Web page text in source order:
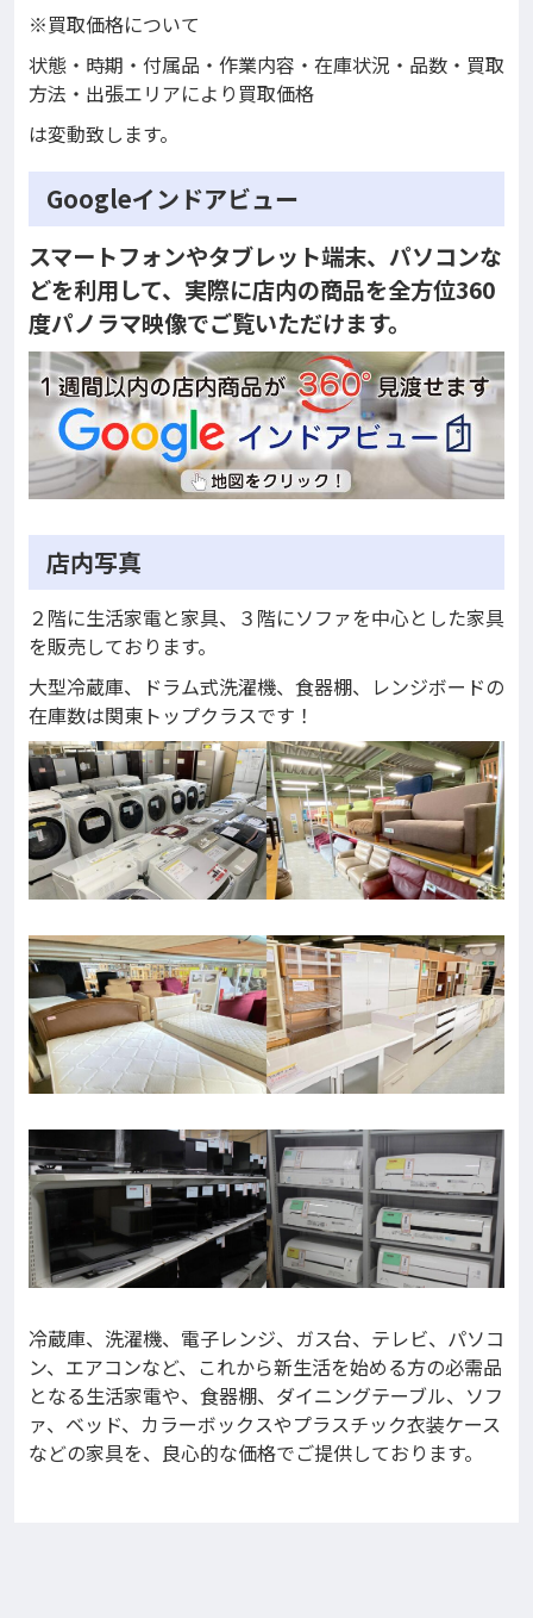
※買取価格について
状態・時期・付属品・作業内容・在庫状況・品数・買取
方法・出張エリアにより買取価格
は変動致します。
Googleインドアビュー
スマートフォンやタブレット端末、パソコンな
どを利用して、実際に店内の商品を全方位360
度パノラマ映像でご覧いただけます。
店内写真
２階に生活家電と家具、３階にソファを中心とした家具
を販売しております。
大型冷蔵庫、ドラム式洗濯機、食器棚、レンジボードの
在庫数は関東トップクラスです！
冷蔵庫、洗濯機、電子レンジ、ガス台、テレビ、パソコ
ン、エアコンなど、これから新生活を始める方の必需品
となる生活家電や、食器棚、ダイニングテーブル、ソフ
ァ、ベッド、カラーボックスやプラスチック衣装ケース
などの家具を、良心的な価格でご提供しております。